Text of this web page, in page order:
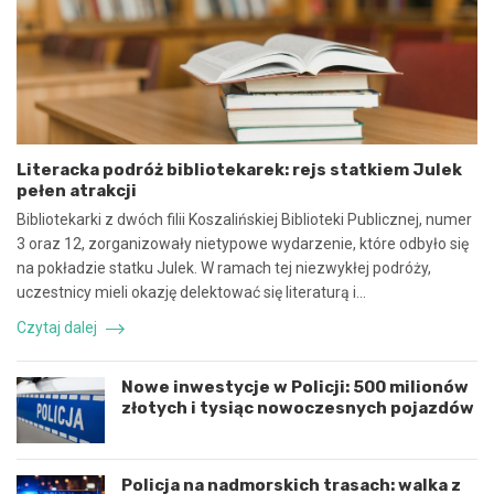
y
n
w
ó
ł
p
r
a
c
ę
i
k
o
o
r
d
y
n
a
c
e
b
z
e
c
z
n
e
z
d
a
r
z
e
n
i
e
d
r
o
Literacka podróż bibliotekarek: rejs statkiem Julek
pełen atrakcji
Bibliotekarki z dwóch filii Koszalińskiej Biblioteki Publicznej, numer
3 oraz 12, zorganizowały nietypowe wydarzenie, które odbyło się
na pokładzie statku Julek. W ramach tej niezwykłej podróży,
uczestnicy mieli okazję delektować się literaturą i…
Czytaj dalej
Nowe inwestycje w Policji: 500 milionów
złotych i tysiąc nowoczesnych pojazdów
Policja na nadmorskich trasach: walka z